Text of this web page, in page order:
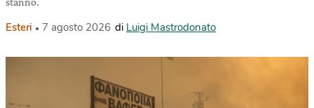
Esteri 7 agosto 2026 di Luigi Mastrodonato